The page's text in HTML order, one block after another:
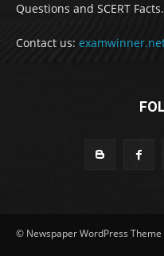
Questions and SCERT
Contact us:
© Newspaper WordPress Theme